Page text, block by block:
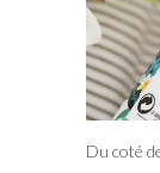
Du coté